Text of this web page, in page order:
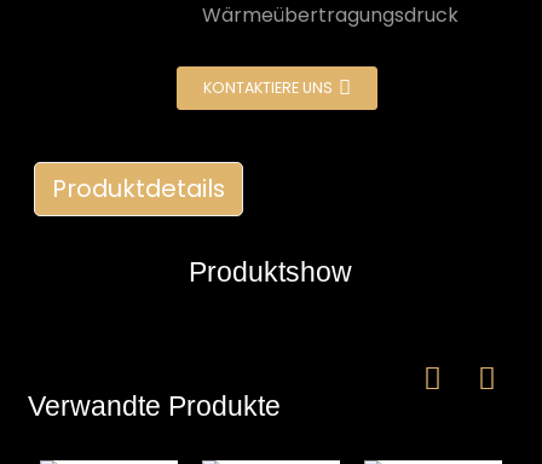
Wärmeübertragungsdruck
KONTAKTIERE UNS
Produktdetails
Produktshow
Verwandte Produkte